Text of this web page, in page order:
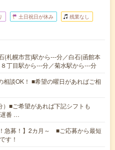
土日祝日が休み 残業なし
(札幌市営)駅から---分／白石(函館本
丁目駅から---分／菊水駅から---分
相談OK！ ■希望の曜日があればご相
■ご希望があれば下記シフトも
番 …
急募！】2カ月～ ■ご応募から最短
す！